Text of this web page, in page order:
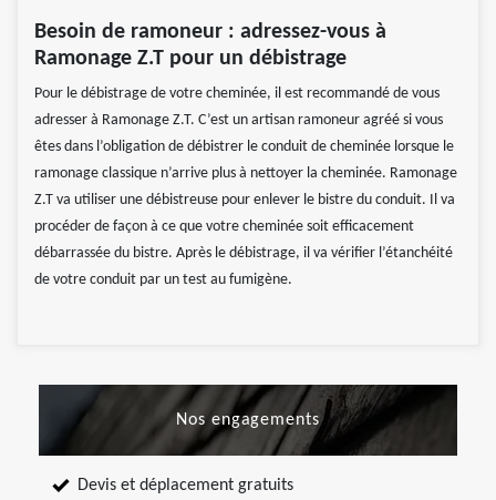
Besoin de ramoneur : adressez-vous à
Ramonage Z.T pour un débistrage
Pour le débistrage de votre cheminée, il est recommandé de vous
adresser à Ramonage Z.T. C’est un artisan ramoneur agréé si vous
êtes dans l’obligation de débistrer le conduit de cheminée lorsque le
ramonage classique n’arrive plus à nettoyer la cheminée. Ramonage
Z.T va utiliser une débistreuse pour enlever le bistre du conduit. Il va
procéder de façon à ce que votre cheminée soit efficacement
débarrassée du bistre. Après le débistrage, il va vérifier l’étanchéité
de votre conduit par un test au fumigène.
Nos engagements
Devis et déplacement gratuits